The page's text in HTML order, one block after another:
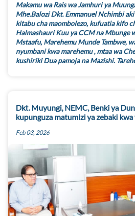
Makamu wa Rais wa Jamhuri ya
Mhe.Balozi Dkt. Emmanuel Nchimbi
kitabu cha maombolezo, kufuatia kifo
Halmashauri Kuu ya CCM na Mbunge
Mstaafu, Marehemu Munde Tambwe,
nyumbani kwa marehemu , mtaa wa
kushiriki Dua pamoja na Mazishi.
Dkt. Muyungi, NEMC, Benki ya
kupunguza matumizi ya zebaki
Feb 03, 2026